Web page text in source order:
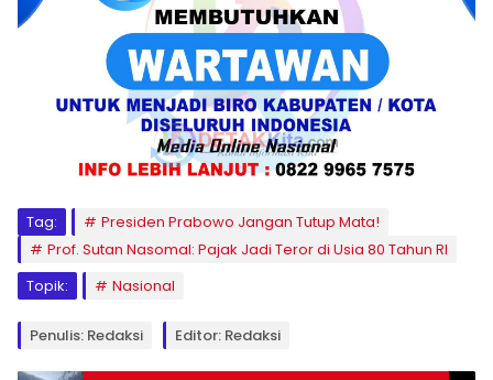
Tag:
Presiden Prabowo Jangan Tutup Mata!
Prof. Sutan Nasomal: Pajak Jadi Teror di Usia 80 Tahun RI
Topik:
Nasional
Penulis: Redaksi Editor: Redaksi